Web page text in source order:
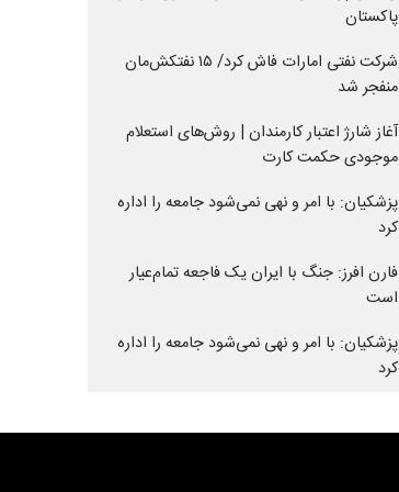
پاکستان
شرکت نفتی امارات فاش کرد/ ۱۵ نفتکش‌مان
منفجر شد
آغاز شارژ اعتبار کارمندان | روش‌های استعلام
موجودی حکمت کارت
پزشکیان: با امر و نهی نمی‌شود جامعه را اداره
کرد
فارن افرز: جنگ با ایران یک فاجعه تمام‌عیار
است
پزشکیان: با امر و نهی نمی‌شود جامعه را اداره
کرد